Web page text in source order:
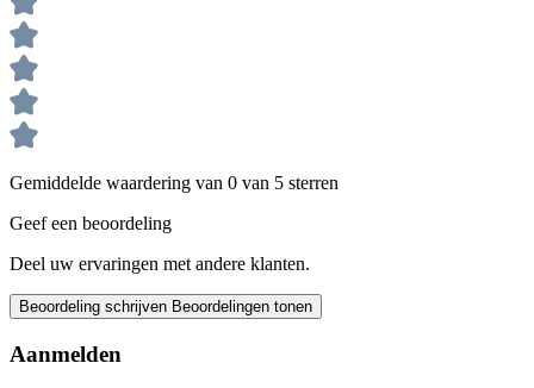
Gemiddelde waardering van 0 van 5 sterren
Geef een beoordeling
Deel uw ervaringen met andere klanten.
Beoordeling schrijven Beoordelingen tonen
Aanmelden